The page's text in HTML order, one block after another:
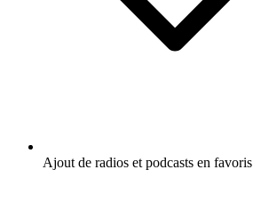
Ajout de radios et podcasts en favoris